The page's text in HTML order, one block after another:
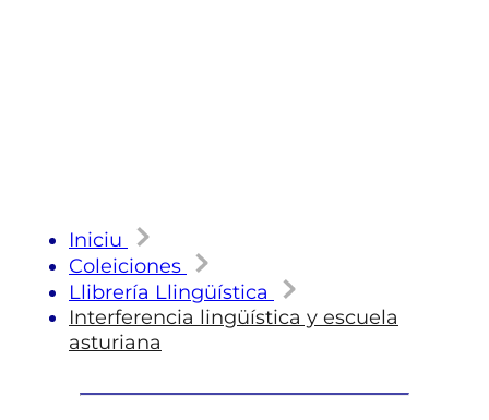
Iniciu
Coleiciones
Llibrería Llingüística
Interferencia lingüística y escuela
asturiana